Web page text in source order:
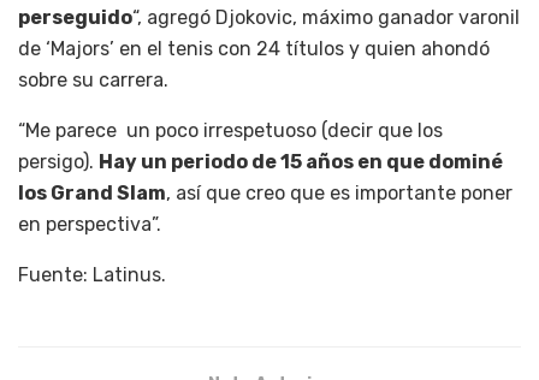
perseguido“, agregó Djokovic, máximo ganador varonil
de ‘Majors’ en el tenis con 24 títulos y quien ahondó
sobre su carrera.
“Me parece un poco irrespetuoso (decir que los
persigo). Hay un periodo de 15 años en que dominé
los Grand Slam, así que creo que es importante poner
en perspectiva”.
Fuente: Latinus.